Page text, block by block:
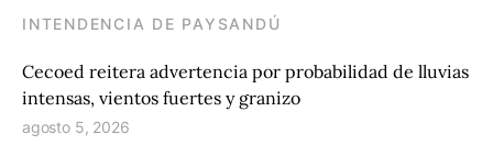
INTENDENCIA DE PAYSANDÚ
Cecoed reitera advertencia por probabilidad de lluvias
intensas, vientos fuertes y granizo
agosto 5, 2026